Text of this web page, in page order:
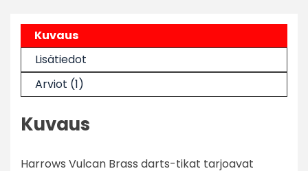
Kuvaus
Lisätiedot
Arviot (1)
Kuvaus
Harrows Vulcan Brass darts-tikat tarjoavat